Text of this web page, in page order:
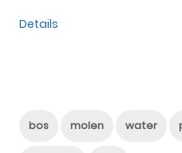
Details
bos molen water